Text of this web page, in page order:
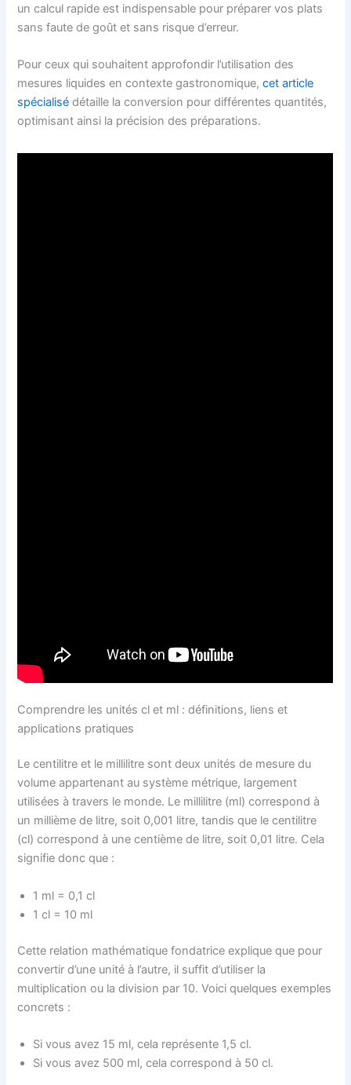
un calcul rapide est indispensable pour préparer vos plats
sans faute de goût et sans risque d’erreur.
Pour ceux qui souhaitent approfondir l’utilisation des
mesures liquides en contexte gastronomique,cet article
spécialisé détaille la conversion pour différentes quantités,
optimisant ainsi la précision des préparations.
Comprendre les unités cl et ml : définitions, liens et
applications pratiques
Le centilitre et le millilitre sont deux unités de mesure du
volume appartenant au système métrique, largement
utilisées à travers le monde. Le millilitre (ml) correspond à
un millième de litre, soit 0,001 litre, tandis que le centilitre
(cl) correspond à une centième de litre, soit 0,01 litre. Cela
signifie donc que :
1 ml = 0,1 cl
1 cl = 10 ml
Cette relation mathématique fondatrice explique que pour
convertir d’une unité à l’autre, il suffit d’utiliser la
multiplication ou la division par 10. Voici quelques exemples
concrets :
Si vous avez 15 ml, cela représente 1,5 cl.
Si vous avez 500 ml, cela correspond à 50 cl.